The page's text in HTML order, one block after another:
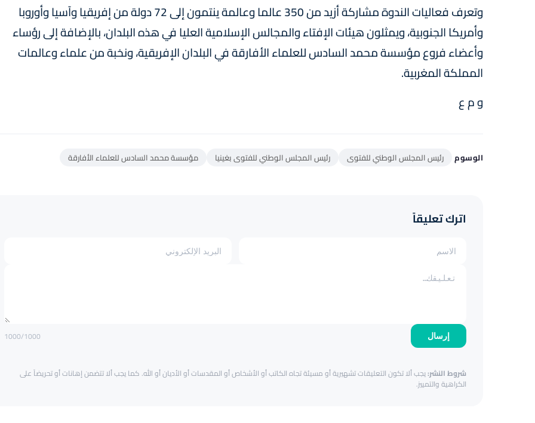
وتعرف فعاليات الندوة مشاركة أزيد من 350 عالما وعالمة ينتمون إلى 72 دولة من إفريقيا وآسيا وأوروبا
وأمريكا الجنوبية، ويمثلون هيئات الإفتاء والمجالس الإسلامية العليا في هذه البلدان، بالإضافة إلى رؤساء
وأعضاء فروع مؤسسة محمد السادس للعلماء الأفارقة في البلدان الإفريقية، ونخبة من علماء وعالمات
المملكة المغربية.
و م ع
الوسوم رئيس المجلس الوطني للفتوى رئيس المجلس الوطني للفتوى بغينيا مؤسسة محمد السادس للعلماء الأفارقة
اترك تعليقاً
إرسال 1000/1000
شروط النشر:يجب ألا تكون التعليقات تشهيرية أو مسيئة تجاه الكاتب أو الأشخاص أو المقدسات أو الأديان أو الله. كما يجب ألا تتضمن إهانات أو تحريضاً على
الكراهية والتمييز.